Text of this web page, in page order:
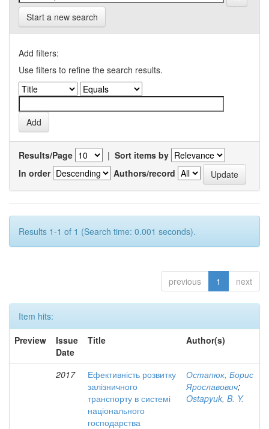
Start a new search
Add filters:
Use filters to refine the search results.
Results/Page | Sort items by
In order
Authors/record
Results 1-1 of 1 (Search time: 0.001 seconds).
previous 1 next
Item hits:
Preview
Issue
Date
Title Author(s)
2017
Ефективність розвитку
залізничного
транспорту в системі
національного
господарства
Остапюк, Борис
Ярославович;
Ostapyuk, B. Y.